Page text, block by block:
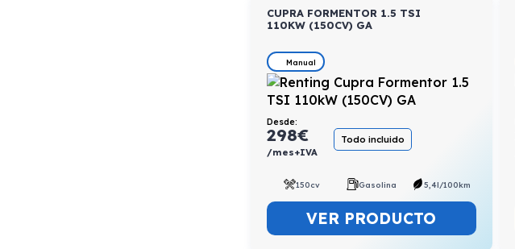
CUPRA FORMENTOR 1.5 TSI
110KW (150CV) GA
Manual
Desde:
298€
/mes+IVA
Todo incluido
150cv Gasolina 5,4l/100km
VER PRODUCTO